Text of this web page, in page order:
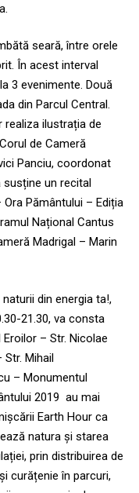
seară, între orele
În acest interval
3 evenimente. Două
din Parcul Central.
realiza ilustrația de
de Cameră
Panciu, coordonat
susține un recital
Pământului – Ediția
Național Cantus
Madrigal – Marin
din energia ta!,
21.30, va consta
– Str. Nicolae
Str. Mihail
– Monumentul
2019 au mai
Earth Hour ca
natura și starea
prin distribuirea de
curățenie în parcuri,